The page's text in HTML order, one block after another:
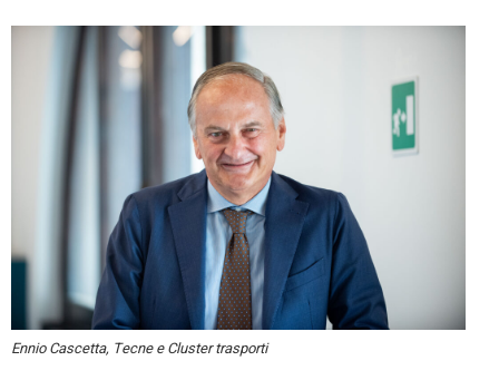
Ennio Cascetta, Tecne e Cluster trasporti